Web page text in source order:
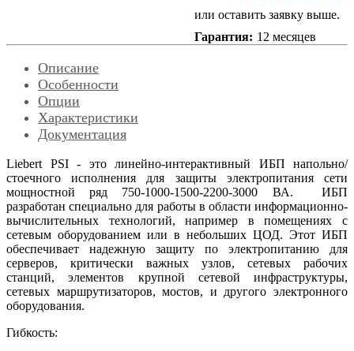
или оставить заявку выше.
Гарантия: 12 месяцев
Описание
Особенности
Опции
Характеристики
Документация
Liebert PSI - это линейно-интерактивный ИБП напольно/
стоечного исполнения для защиты электропитания сети
мощностной ряд 750-1000-1500-2200-3000 ВА. ИБП
разработан специально для работы в области информационно-
вычислительных технологий, например в помещениях с
сетевым оборудованием или в небольших ЦОД. Этот ИБП
обеспечивает надежную защиту по электропитанию для
серверов, критически важных узлов, сетевых рабочих
станций, элементов крупной сетевой инфраструктуры,
сетевых маршрутизаторов, мостов, и другого электронного
оборудования.
Гибкость: